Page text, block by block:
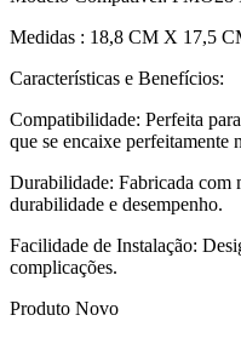
Medidas : 18,8 CM X 17,5
Características e Benefícios:
Compatibilidade: Perfeita
que se encaixe
Durabilidade: Fabricada com
durabilidade e desempenho.
Facilidade de Instalação:
complicações.
Produto Novo